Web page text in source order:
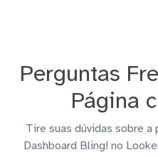
Perguntas
Página
Tire suas dúvidas sobre a
Dashboard Bling! no